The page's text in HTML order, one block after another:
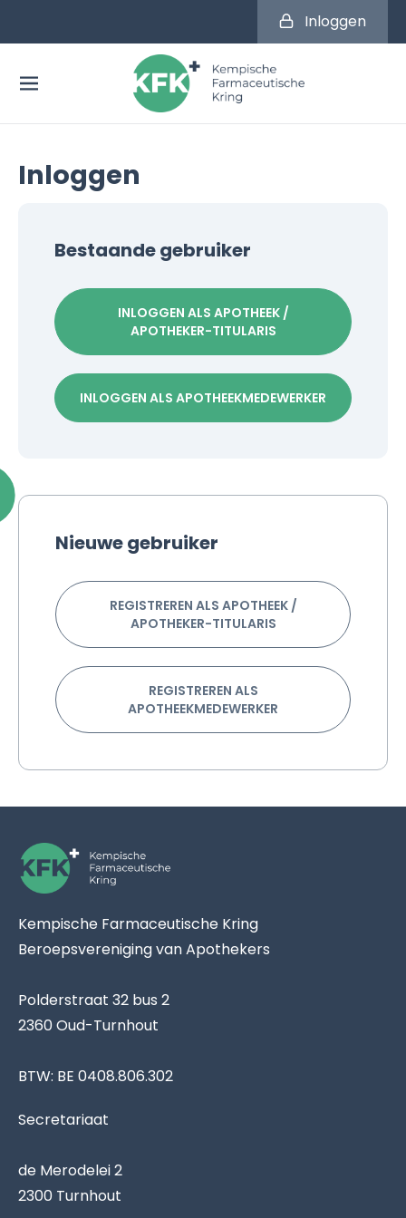
Inloggen
Inloggen
Bestaande gebruiker
INLOGGEN ALS APOTHEEK /
APOTHEKER-TITULARIS
INLOGGEN ALS APOTHEEKMEDEWERKER
Nieuwe gebruiker
REGISTREREN ALS APOTHEEK /
APOTHEKER-TITULARIS
REGISTREREN ALS
APOTHEEKMEDEWERKER
Kempische Farmaceutische Kring
Beroepsvereniging van Apothekers
Polderstraat 32 bus 2
2360 Oud-Turnhout
BTW: BE 0408.806.302
Secretariaat
de Merodelei 2
2300 Turnhout